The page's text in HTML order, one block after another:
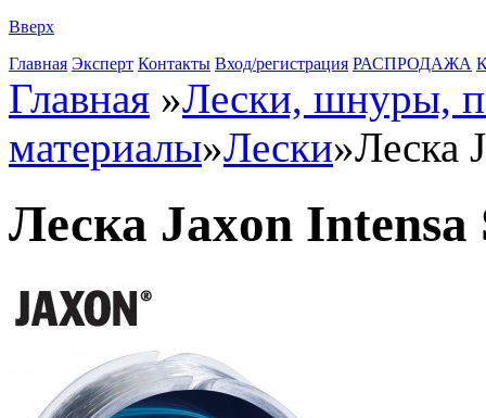
Вверх
Главная Эксперт Контакты Вход/регистрация РАСПРОДАЖА
Главная »Лески, шнуры,
материалы»Лески»Леска
Леска Jaxon Intensa